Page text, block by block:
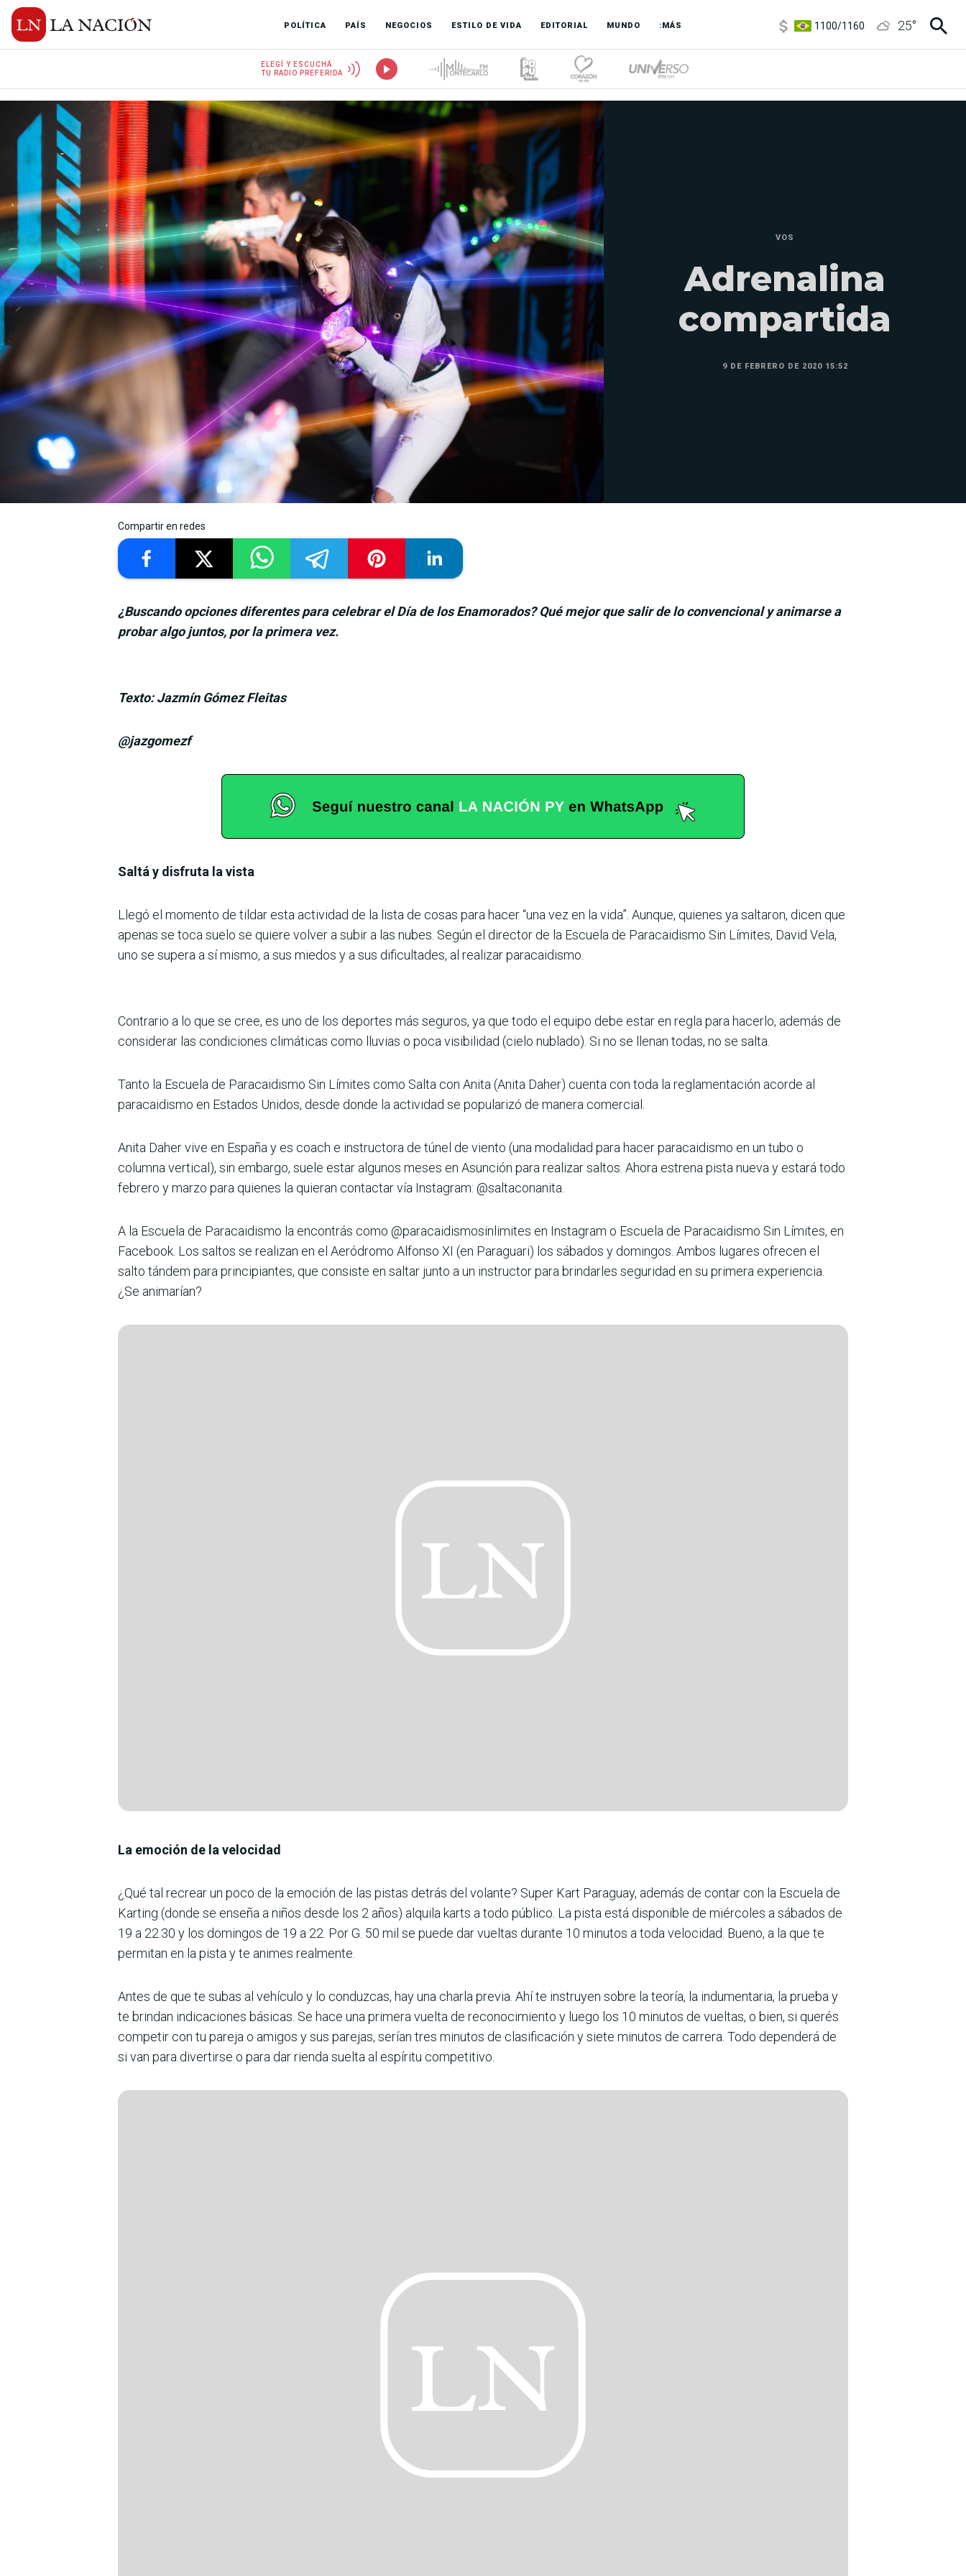
POLÍTICA PAÍS NEGOCIOS ESTILO DE VIDA EDITORIAL MUNDO :MÁS
3,8/4
6850/7200
25°
ELEGÍ Y ESCUCHÁ
TU RADIO PREFERIDA
VOS
Adrenalina
compartida
9 DE FEBRERO DE 2020 15:52
Compartir en redes
¿Buscando opciones diferentes para celebrar elDía de los Enamorados? Qué mejor que salir de lo convencional y animarse a
probar algo juntos, por la primera vez.
Texto: Jazmín Gómez Fleitas
@jazgomezf
Saltá y disfruta la vista
Llegó el momento de tildar esta actividad de la lista de cosas para hacer “una vez en la vida”. Aunque, quienes ya saltaron, dicen que
apenas se toca suelo se quiere volver a subir a las nubes. Según el director de la Escuela de Paracaidismo Sin Límites, David Vela,
uno se supera a sí mismo, a sus miedos y a sus dificultades, al realizar paracaidismo.
Contrario a lo que se cree, es uno de los deportes más seguros, ya que todo el equipo debe estar en regla para hacerlo, además de
considerar las condiciones climáticas como lluvias o poca visibilidad (cielo nublado). Si no se llenan todas, no se salta.
Tanto la Escuela de Paracaidismo Sin Límites como Salta con Anita (Anita Daher) cuenta con toda la reglamentación acorde al
paracaidismo en Estados Unidos, desde donde la actividad se popularizó de manera comercial.
Anita Daher vive en España y es coach e instructora de túnel de viento (una modalidad para hacer paracaidismo en un tubo o
columna vertical), sin embargo, suele estar algunos meses en Asunción para realizar saltos. Ahora estrena pista nueva y estará todo
febrero y marzo para quienes la quieran contactar vía Instagram: @saltaconanita.
A la Escuela de Paracaidismo la encontrás como @paracaidismosinlimites en Instagram o Escuela de Paracaidismo Sin Límites, en
Facebook. Los saltos se realizan en el Aeródromo Alfonso XI (en Paraguari) los sábados y domingos. Ambos lugares ofrecen el
salto tándem para principiantes, que consiste en saltar junto a un instructor para brindarles seguridad en su primera experiencia.
¿Se animarían?
La emoción de la velocidad
¿Qué tal recrear un poco de la emoción de las pistas detrás del volante? Super Kart Paraguay, además de contar con la Escuela de
Karting (donde se enseña a niños desde los 2 años) alquila karts a todo público. La pista está disponible de miércoles a sábados de
19 a 22.30 y los domingos de 19 a 22. Por G. 50 mil se puede dar vueltas durante 10 minutos a toda velocidad. Bueno, a la que te
permitan en la pista y te animes realmente.
Antes de que te subas al vehículo y lo conduzcas, hay una charla previa. Ahí te instruyen sobre la teoría, la indumentaria, la prueba y
te brindan indicaciones básicas. Se hace una primera vuelta de reconocimiento y luego los 10 minutos de vueltas, o bien, si querés
competir con tu pareja o amigos y sus parejas, serían tres minutos de clasificación y siete minutos de carrera. Todo dependerá de
si van para divertirse o para dar rienda suelta al espíritu competitivo.